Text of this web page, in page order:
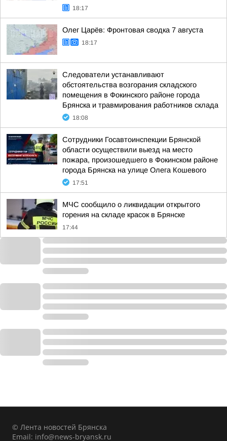
18:17
Олег Царёв: Фронтовая сводка 7 августа
18:17
Следователи устанавливают
обстоятельства возгорания складского
помещения в Фокинского районе города
Брянска и травмирования работников склада
18:08
Сотрудники Госавтоинспекции Брянской
области осуществили выезд на место
пожара, произошедшего в Фокинском районе
города Брянска на улице Олега Кошевого
17:51
МЧС сообщило о ликвидации открытого
горения на складе красок в Брянске
17:44
© Лента новостей Брянска
Email: info@news-bryansk.ru